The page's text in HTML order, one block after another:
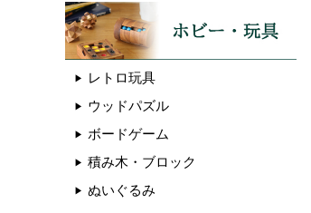
レトロ玩具
ウッドパズル
ボードゲーム
積み木・ブロック
ぬいぐるみ